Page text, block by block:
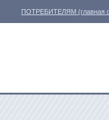
ПОТРЕБИТЕЛЯМ (главная